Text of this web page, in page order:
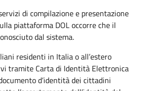
di compilazione e presentazione
piattaforma DOL occorre che il
dal sistema.
residenti in Italia o all’estero
tramite Carta di Identità Elettronica
d’identità dei cittadini